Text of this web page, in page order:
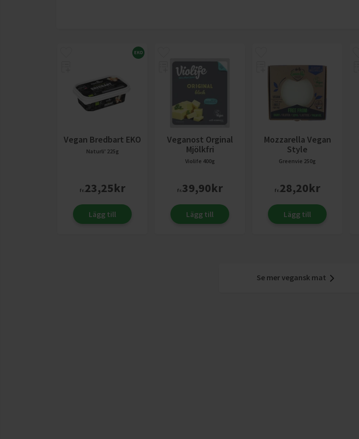
Vegan Bredbart EKO
Naturli' 225g
fr.23,25kr
Lägg till
Veganost Orginal
Mjölkfri
Violife 400g
fr.39,90kr
Lägg till
Mozzarella Vegan
Style
Greenvie 250g
fr.28,20kr
Lägg till
Se mer vegansk mat